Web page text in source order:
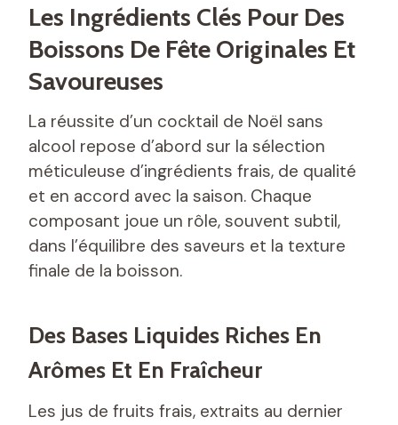
Les Ingrédients Clés Pour Des
Boissons De Fête Originales Et
Savoureuses
La réussite d’un cocktail de Noël sans
alcool repose d’abord sur la sélection
méticuleuse d’ingrédients frais, de qualité
et en accord avec la saison. Chaque
composant joue un rôle, souvent subtil,
dans l’équilibre des saveurs et la texture
finale de la boisson.
Des Bases Liquides Riches En
Arômes Et En Fraîcheur
Les jus de fruits frais, extraits au dernier